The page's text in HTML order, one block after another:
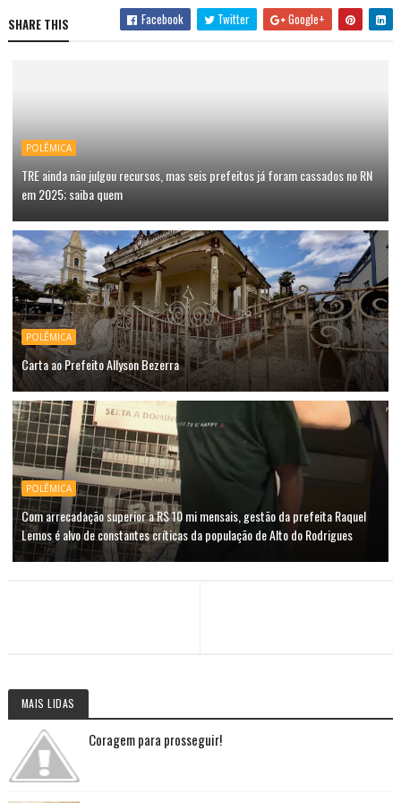
SHARE THIS Facebook Twitter Google+
POLÊMICA
TRE ainda não julgou recursos, mas seis prefeitos já foram cassados no RN
em 2025; saiba quem
POLÊMICA
Carta ao Prefeito Allyson Bezerra
POLÊMICA
Com arrecadação superior a R$ 10 mi mensais, gestão da prefeita Raquel
Lemos é alvo de constantes críticas da população de Alto do Rodrigues
MAIS LIDAS
Coragem para prosseguir!